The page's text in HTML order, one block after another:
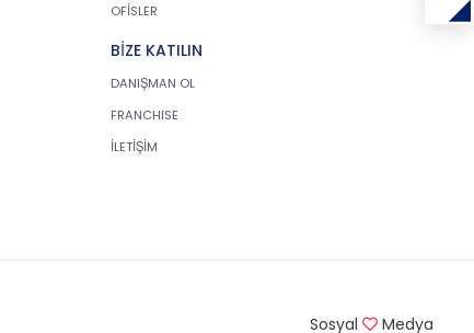
OFİSLER
BİZE KATILIN
DANIŞMAN OL
FRANCHISE
İLETİŞİM
Sosyal Medya